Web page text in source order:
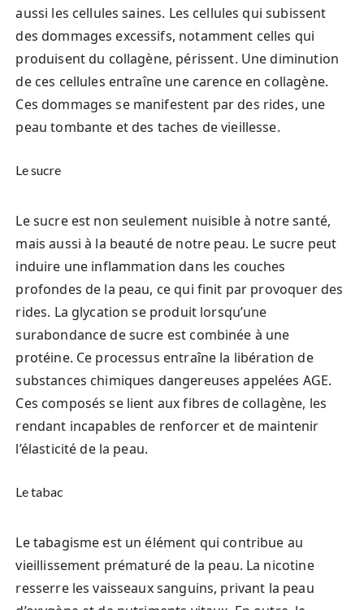
aussi les cellules saines. Les cellules qui subissent
des dommages excessifs, notamment celles qui
produisent du collagène, périssent. Une diminution
de ces cellules entraîne une carence en collagène.
Ces dommages se manifestent par des rides, une
peau tombante et des taches de vieillesse.
Le sucre
Le sucre est non seulement nuisible à notre santé,
mais aussi à la beauté de notre peau. Le sucre peut
induire une inflammation dans les couches
profondes de la peau, ce qui finit par provoquer des
rides. La glycation se produit lorsqu’une
surabondance de sucre est combinée à une
protéine. Ce processus entraîne la libération de
substances chimiques dangereuses appelées AGE.
Ces composés se lient aux fibres de collagène, les
rendant incapables de renforcer et de maintenir
l’élasticité de la peau.
Le tabac
Le tabagisme est un élément qui contribue au
vieillissement prématuré de la peau. La nicotine
resserre les vaisseaux sanguins, privant la peau